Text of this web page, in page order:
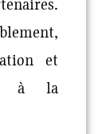
et
à la